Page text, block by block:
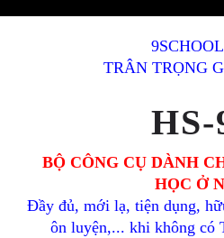
TRÂN TRỌNG
HS-
BỘ CÔNG CỤ DÀNH
HỌC Ở
Đầy đủ, mới lạ, tiện dụng,
ôn luyện,... khi không có